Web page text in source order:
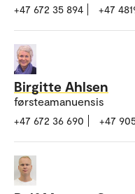
+47 672 35 894 +47
Birgitte Ahlsen
førsteamanuensis
+47 672 36 690 +47